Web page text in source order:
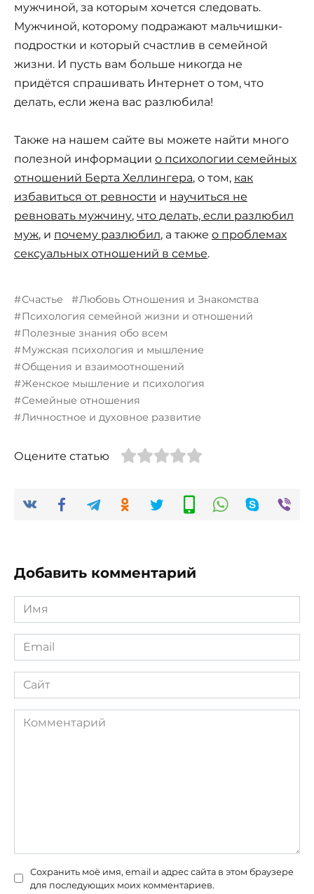
мужчиной, за которым хочется следовать.
Мужчиной, которому подражают мальчишки-
подростки и который счастлив в семейной
жизни. И пусть вам больше никогда не
придётся спрашивать Интернет о том, что
делать, если жена вас разлюбила!
Также на нашем сайте вы можете найти много
полезной информации о психологии семейных
отношений Берта Хеллингера, о том, как
избавиться от ревности и научиться не
ревновать мужчину, что делать, если разлюбил
муж, и почему разлюбил, а также о проблемах
сексуальных отношений в семье.
Счастье
Любовь Отношения и Знакомства
Психология семейной жизни и отношений
Полезные знания обо всем
Мужская психология и мышление
Общения и взаимоотношений
Женское мышление и психология
Семейные отношения
Личностное и духовное развитие
Оцените статью
Добавить комментарий
Имя
*
Email
*
Сайт
Комментарий
Сохранить моё имя, email и адрес сайта в этом браузере
для последующих моих комментариев.